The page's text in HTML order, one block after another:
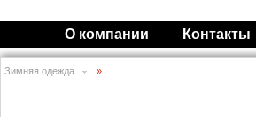
О компании Контакты
Зимняя одежда »